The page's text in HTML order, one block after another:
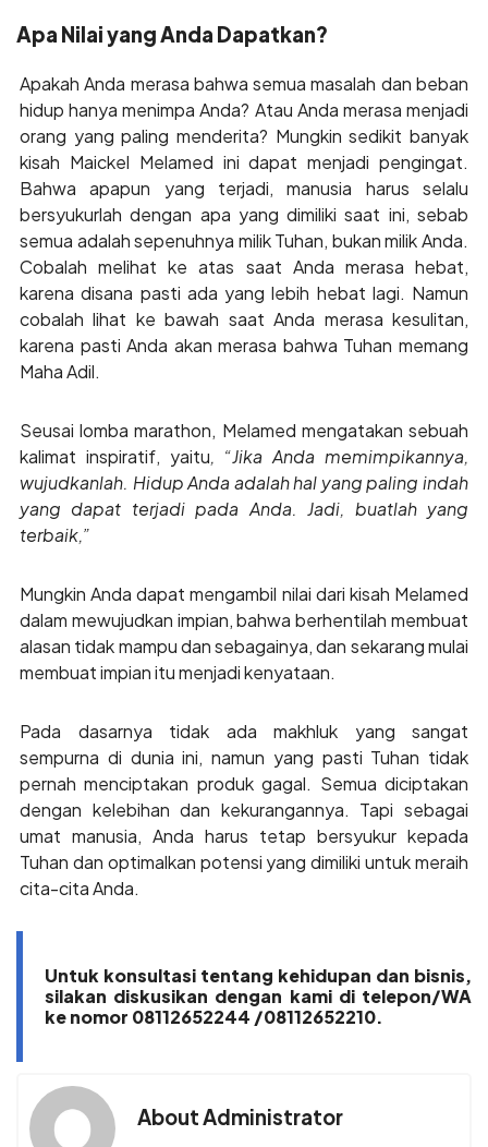
Apa Nilai yang Anda Dapatkan?
Apakah Anda merasa bahwa semua masalah dan beban
hidup hanya menimpa Anda? Atau Anda merasa menjadi
orang yang paling menderita? Mungkin sedikit banyak
kisah Maickel Melamed ini dapat menjadi pengingat.
Bahwa apapun yang terjadi, manusia harus selalu
bersyukurlah dengan apa yang dimiliki saat ini, sebab
semua adalah sepenuhnya milik Tuhan, bukan milik Anda.
Cobalah melihat ke atas saat Anda merasa hebat,
karena disana pasti ada yang lebih hebat lagi. Namun
cobalah lihat ke bawah saat Anda merasa kesulitan,
karena pasti Anda akan merasa bahwa Tuhan memang
Maha Adil.
Seusai lomba marathon, Melamed mengatakan sebuah
kalimat inspiratif, yaitu, “Jika Anda memimpikannya,
wujudkanlah. Hidup Anda adalah hal yang paling indah
yang dapat terjadi pada Anda. Jadi, buatlah yang
terbaik,”
Mungkin Anda dapat mengambil nilai dari kisah Melamed
dalam mewujudkan impian, bahwa berhentilah membuat
alasan tidak mampu dan sebagainya, dan sekarang mulai
membuat impian itu menjadi kenyataan.
Pada dasarnya tidak ada makhluk yang sangat
sempurna di dunia ini, namun yang pasti Tuhan tidak
pernah menciptakan produk gagal. Semua diciptakan
dengan kelebihan dan kekurangannya. Tapi sebagai
umat manusia, Anda harus tetap bersyukur kepada
Tuhan dan optimalkan potensi yang dimiliki untuk meraih
cita-cita Anda.
Untuk konsultasi tentang kehidupan dan bisnis,
silakan diskusikan dengan kami di telepon/WA
ke nomor 08112652244 /08112652210.
About Administrator